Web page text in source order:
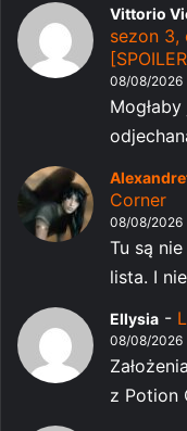
Vittorio
sezon 3,
08/08/2026
Corner
08/08/2026
Tu są
lista. I
Ellysia -
08/08/2026
z Potion